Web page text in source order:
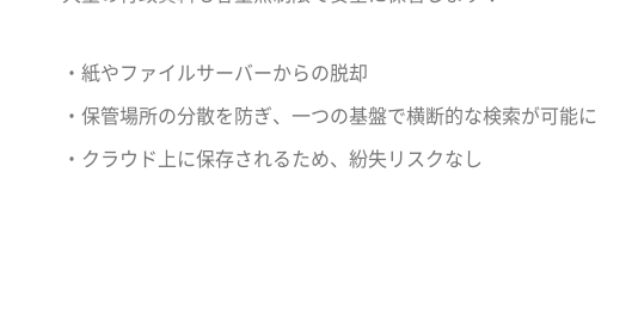
・紙やファイルサーバーからの脱却
・保管場所の分散を防ぎ、一つの基盤で横断的な検索が可能に
・クラウド上に保存されるため、紛失リスクなし